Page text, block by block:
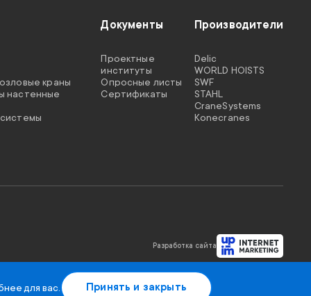
краны
настенные
Документы
Проектные
институты
Опросные листы
Сертификаты
Производители
Delic
WORLD HOISTS
SWF
STAHL
CraneSystems
Konecranes
Разработка сайта
для вас. Принять и закрыть